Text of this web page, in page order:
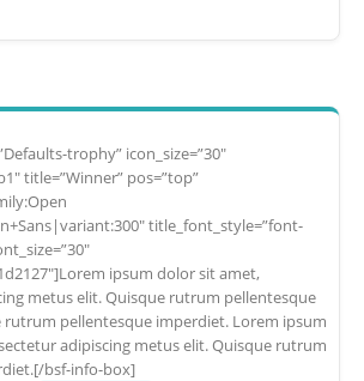
trophy” icon_size=”30″
title=”Winner” pos=”top”
title_font_style=”font-
ipsum dolor sit amet,
metus elit. Quisque rutrum pellentesque
rutrum pellentesque imperdiet. Lorem ipsum
adipiscing metus elit. Quisque rutrum
bsf-info-box]